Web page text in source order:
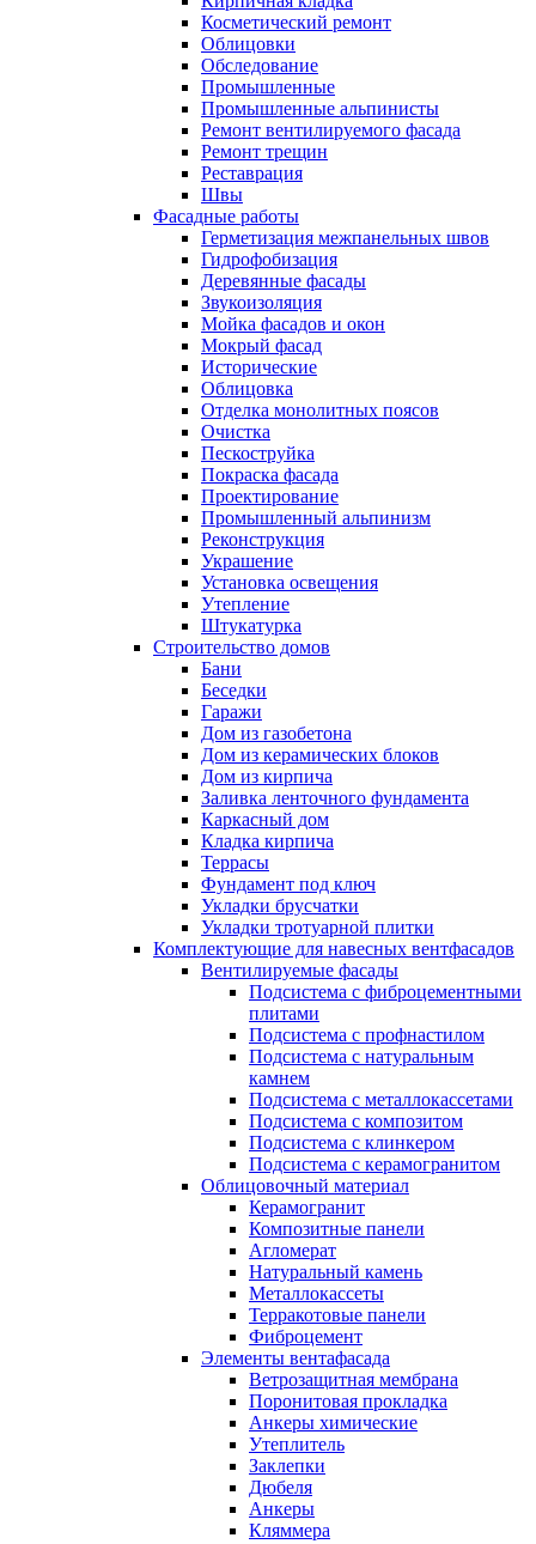
Косметический ремонт
Облицовки
Обследование
Промышленные
Промышленные альпинисты
Ремонт вентилируемого фасада
Ремонт трещин
Реставрация
Швы
Фасадные работы
Герметизация межпанельных швов
Гидрофобизация
Деревянные фасады
Звукоизоляция
Мойка фасадов и окон
Мокрый фасад
Исторические
Облицовка
Отделка монолитных поясов
Очистка
Пескоструйка
Покраска фасада
Проектирование
Промышленный альпинизм
Реконструкция
Украшение
Установка освещения
Утепление
Штукатурка
Строительство домов
Бани
Беседки
Гаражи
Дом из газобетона
Дом из керамических блоков
Дом из кирпича
Заливка ленточного фундамента
Каркасный дом
Кладка кирпича
Террасы
Фундамент под ключ
Укладки брусчатки
Укладки тротуарной плитки
Комплектующие для навесных вентфасадов
Вентилируемые фасады
Подсистема с фиброцементными
плитами
Подсистема с профнастилом
Подсистема с натуральным
камнем
Подсистема с металлокассетами
Подсистема с композитом
Подсистема с клинкером
Подсистема с керамогранитом
Облицовочный материал
Керамогранит
Композитные панели
Агломерат
Натуральный камень
Металлокассеты
Терракотовые панели
Фиброцемент
Элементы вентафасада
Ветрозащитная мембрана
Поронитовая прокладка
Анкеры химические
Утеплитель
Заклепки
Дюбеля
Анкеры
Кляммера